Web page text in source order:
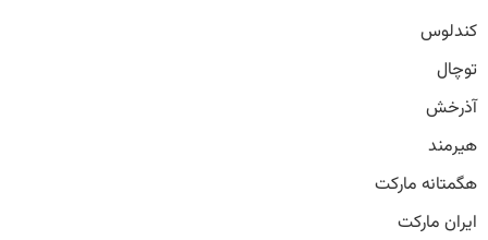
کندلوس
توچال
آذرخش
هیرمند
هگمتانه مارکت
ایران مارکت